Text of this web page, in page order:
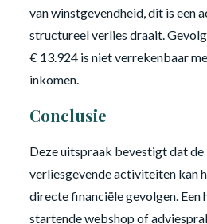
van winstgevendheid, dit is een
structureel verlies draait.
€ 13.924 is niet verrekenbaar
inkomen.
Conclusie
Deze uitspraak bevestigt dat
verliesgevende activiteiten kan
directe financiële gevolgen.
startende webshop of